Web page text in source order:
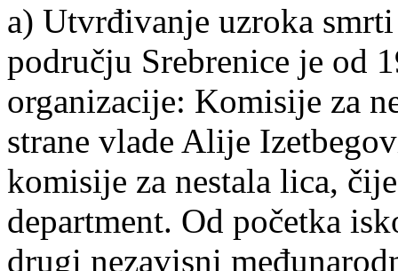
a) Utvrđivanje uzroka
području Srebrenice je od
organizacije: Komisije za
strane vlade Alije
komisije za nestala lica,
department. Od početka
drugi nezavisni